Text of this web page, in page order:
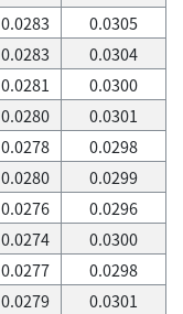
0.0283
0.0305
0.0283
0.0304
0.0281
0.0300
0.0280
0.0301
0.0278
0.0298
0.0280
0.0299
0.0276
0.0296
0.0274
0.0300
0.0277
0.0298
0.0279
0.0301